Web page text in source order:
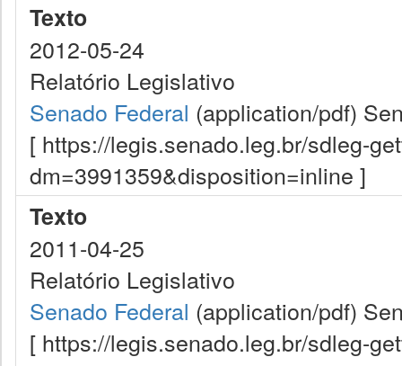
Texto
2012-05-24
Relatório Legislativo
Senado Federal (application/pdf)
[ https://legis.senado.leg.br/sdleg-
dm=3991359&disposition=inline ]
Texto
2011-04-25
Relatório Legislativo
Senado Federal (application/pdf)
[ https://legis.senado.leg.br/sdleg-